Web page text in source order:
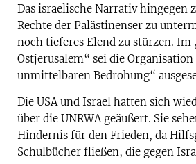
Das israelische Narrativ hingegen
Rechte der Palästinenser zu
noch tieferes Elend zu stürzen. Im
Ostjerusalem“ sei die
unmittelbaren Bedrohung“
Die USA und Israel hatten sich
über die UNRWA geäußert. Sie
Hindernis für den Frieden, da
Schulbücher fließen, die gegen